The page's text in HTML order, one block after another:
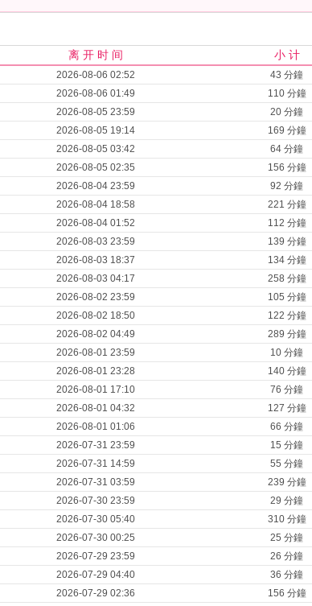
离 开 时 间 小 计
2026-08-06 02:52
43 分鐘
2026-08-06 01:49
110 分鐘
2026-08-05 23:59
20 分鐘
2026-08-05 19:14
169 分鐘
2026-08-05 03:42
64 分鐘
2026-08-05 02:35
156 分鐘
2026-08-04 23:59
92 分鐘
2026-08-04 18:58
221 分鐘
2026-08-04 01:52
112 分鐘
2026-08-03 23:59
139 分鐘
2026-08-03 18:37
134 分鐘
2026-08-03 04:17
258 分鐘
2026-08-02 23:59
105 分鐘
2026-08-02 18:50
122 分鐘
2026-08-02 04:49
289 分鐘
2026-08-01 23:59
10 分鐘
2026-08-01 23:28
140 分鐘
2026-08-01 17:10
76 分鐘
2026-08-01 04:32
127 分鐘
2026-08-01 01:06
66 分鐘
2026-07-31 23:59
15 分鐘
2026-07-31 14:59
55 分鐘
2026-07-31 03:59
239 分鐘
2026-07-30 23:59
29 分鐘
2026-07-30 05:40
310 分鐘
2026-07-30 00:25
25 分鐘
2026-07-29 23:59
26 分鐘
2026-07-29 04:40
36 分鐘
2026-07-29 02:36 156 分鐘